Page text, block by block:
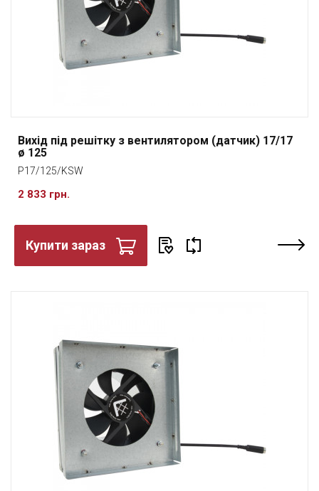
Вихід під решітку з вентилятором (датчик) 17/17
ø 125
P17/125/KSW
2 833 грн.
Купити зараз